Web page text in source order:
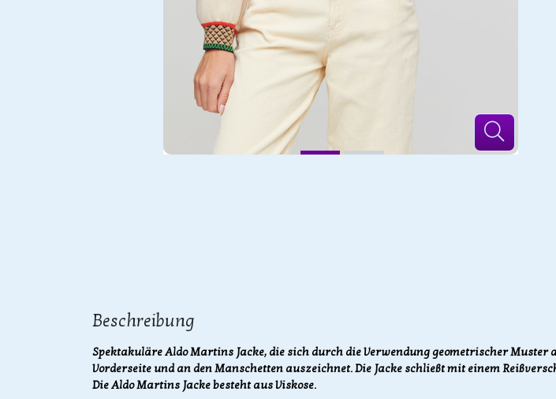
Beschreibung
Spektakuläre Aldo Martins Jacke, die sich durch die Verwendung geometrischer Muster
Vorderseite und an den Manschetten auszeichnet. Die Jacke schließt mit einem
Die Aldo Martins Jacke besteht aus Viskose.